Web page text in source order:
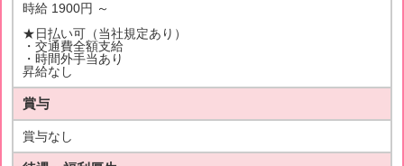
時給 1900円 ～
★日払い可（当社規定あり）
・交通費全額支給
・時間外手当あり
昇給なし
賞与
賞与なし